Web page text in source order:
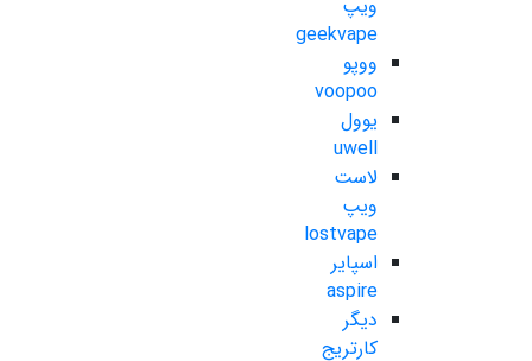
ویپ
geekvape
ووپو
voopoo
یوول
uwell
لاست
ویپ
lostvape
اسپایر
aspire
دیگر
کارتریج